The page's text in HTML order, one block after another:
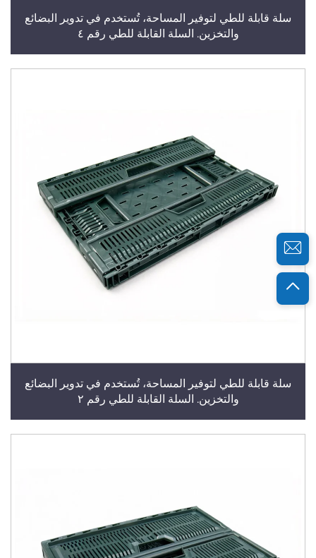
سلة قابلة للطي لتوفير المساحة، تُستخدم في تدوير البضائع
والتخزين. السلة القابلة للطي رقم ٤
سلة قابلة للطي لتوفير المساحة، تُستخدم في تدوير البضائع
والتخزين. السلة القابلة للطي رقم ٢